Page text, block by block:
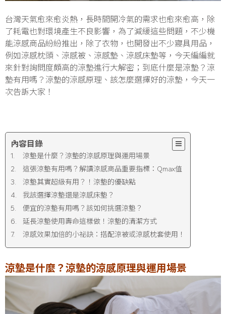
台灣天氣愈來愈炎熱，長時間開冷氣的需求也愈來愈高，除
了耗電也對環境產生不良影響，為了減緩這些問題，不少機
能涼感商品紛紛推出，除了衣物，也開發出不少寢具用品，
例如涼感枕頭、涼感被、涼感墊、涼感床墊等，今天編編就
來針對詢問度頗高的涼墊進行大解密；到底什麼是涼墊？涼
墊有用嗎？涼墊的涼感原理、該怎麼選擇好的涼墊，今天一
次告訴大家！
內容目錄
涼墊是什麼？涼墊的涼感原理與運用場景
這張涼墊有用嗎？解讀涼感商品重要指標：Qmax值
涼墊其實超級有用？！涼墊的優缺點
我該選擇涼墊還是涼感床墊？
便宜的涼墊有用嗎？該如何挑選涼墊？
延長涼墊使用壽命這樣做！涼墊的清潔方式
涼感效果加倍的小祕訣：搭配涼被或涼感枕套使用！
涼墊是什麼？涼墊的涼感原理與運用場景